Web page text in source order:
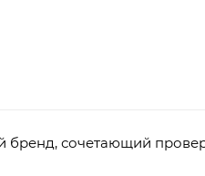
бренд, сочетающий